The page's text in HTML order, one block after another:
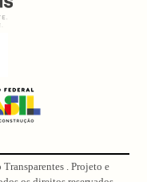
. Projeto e